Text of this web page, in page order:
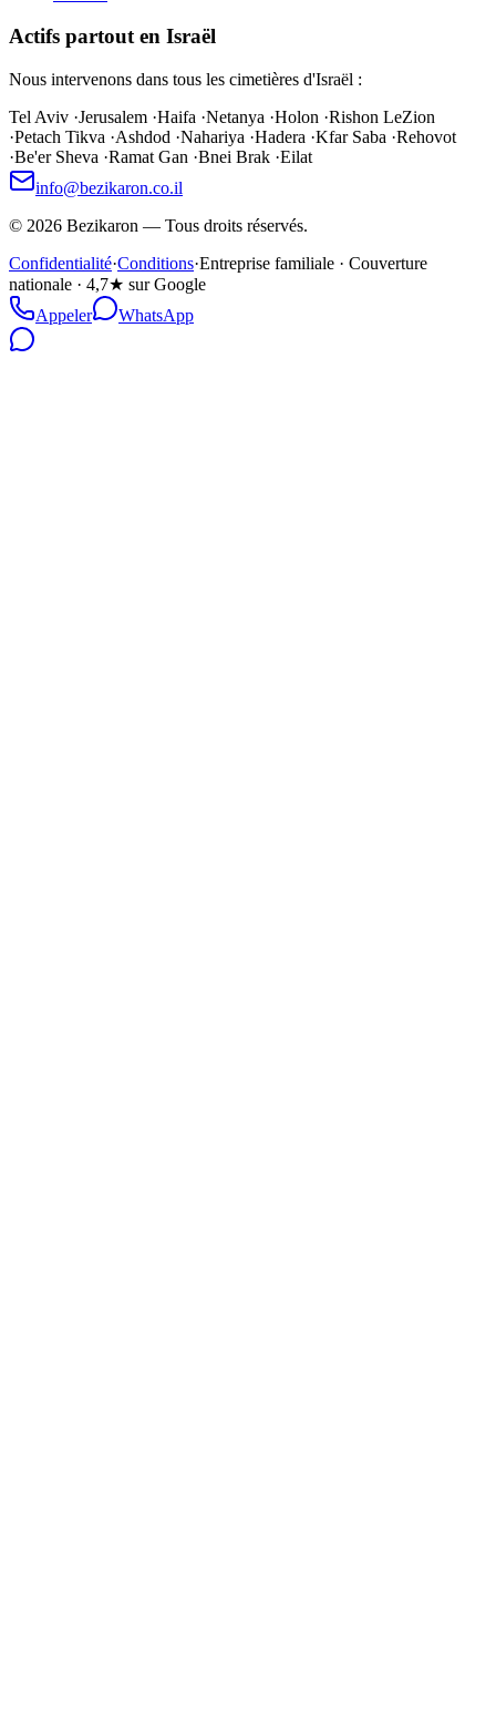
Actifs partout en Israël
Nous intervenons dans tous les cimetières d'Israël :
Tel Aviv ·Jerusalem ·Haifa ·Netanya ·Holon ·Rishon LeZion
·Petach Tikva ·Ashdod ·Nahariya ·Hadera ·Kfar Saba ·Rehovot
·Be'er Sheva ·Ramat Gan ·Bnei Brak ·Eilat
info@bezikaron.co.il
© 2026 Bezikaron — Tous droits réservés.
Confidentialité·Conditions·Entreprise familiale · Couverture
nationale · 4,7★ sur Google
Appeler
WhatsApp